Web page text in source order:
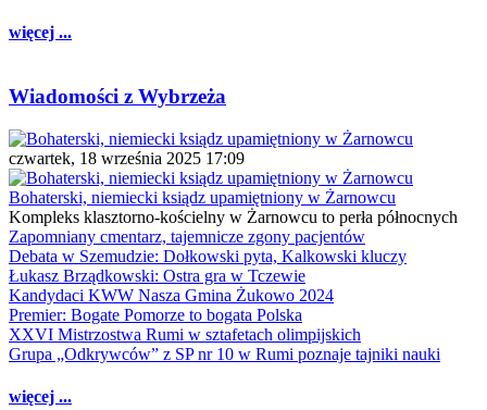
więcej ...
Wiadomości z Wybrzeża
czwartek, 18 września 2025 17:09
Bohaterski, niemiecki ksiądz upamiętniony w Żarnowcu
Kompleks klasztorno-kościelny w Żarnowcu to perła północnych
Zapomniany cmentarz, tajemnicze zgony pacjentów
Debata w Szemudzie: Dołkowski pyta, Kalkowski kluczy
Łukasz Brządkowski: Ostra gra w Tczewie
Kandydaci KWW Nasza Gmina Żukowo 2024
Premier: Bogate Pomorze to bogata Polska
XXVI Mistrzostwa Rumi w sztafetach olimpijskich
Grupa „Odkrywców” z SP nr 10 w Rumi poznaje tajniki nauki
więcej ...